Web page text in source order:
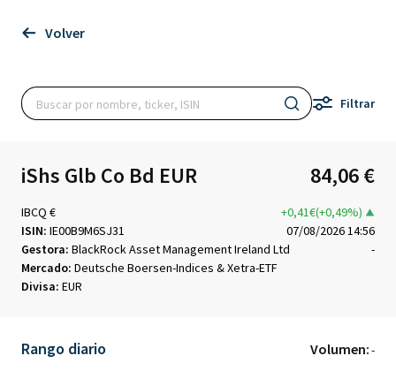
Volver
Filtrar
iShs Glb Co Bd EUR 84,06 €
IBCQ €
+0,41€(+0,49%)
ISIN: IE00B9M6SJ31
07/08/2026 14:56
Gestora: BlackRock Asset Management Ireland Ltd
-
Mercado: Deutsche Boersen-Indices & Xetra-ETF
Divisa: EUR
Rango diario Volumen:-